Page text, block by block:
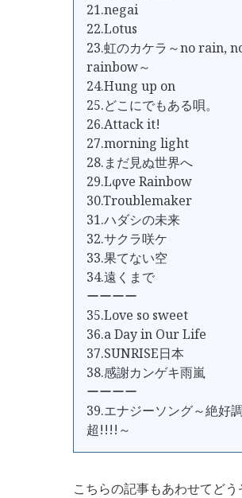
21.negai
22.Lotus
23.虹のカケラ～no rain,
rainbow～
24.Hung up on
25.どこにでもある唄。
26.Attack it!
27.morning light
28.まだ見ぬ世界へ
29.Lφve Rainbow
30.Troublemaker
31.ハダシの未来
32.サクラ咲ケ
33.果てない空
34.遠くまで
ーーーー
35.Love so sweet
36.a Day in Our Life
37.SUNRISE日本
38.感謝カンゲキ雨嵐
ーーーー
39.エナジーソング～絶好調
超!!!!～
こちらの記事もあわせてどう